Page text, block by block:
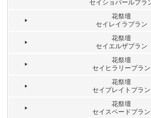
セイショパールプラ
花祭壇
セイレイラプラン
花祭壇
セイエルザプラン
花祭壇
セイヒラリープラン
花祭壇
セイプレイトプラン
花祭壇
セイスペードプラン